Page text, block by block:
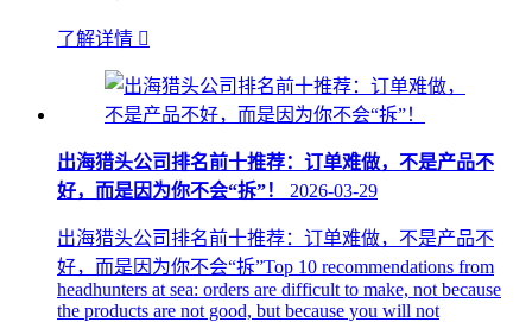
了解详情 
出海猎头公司排名前十推荐：订单难做，不是产品不
好，而是因为你不会“拆”！
2026-03-29
出海猎头公司排名前十推荐：订单难做，不是产品不
好，而是因为你不会“拆”Top 10 recommendations from
headhunters at sea: orders are difficult to make, not because
the products are not good, but because you will not